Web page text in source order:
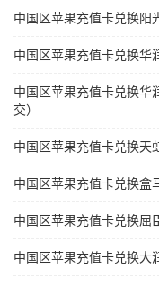
中国区苹果充值卡兑换阳
中国区苹果充值卡兑换华
中国区苹果充值卡兑换华
交）
中国区苹果充值卡兑换天
中国区苹果充值卡兑换盒
中国区苹果充值卡兑换屈
中国区苹果充值卡兑换大